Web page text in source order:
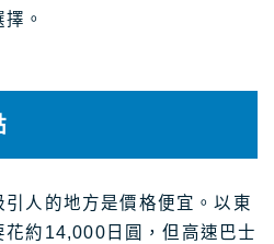
。
引人的地方是價格便宜。以東
花約14,000日圓，但高速巴士